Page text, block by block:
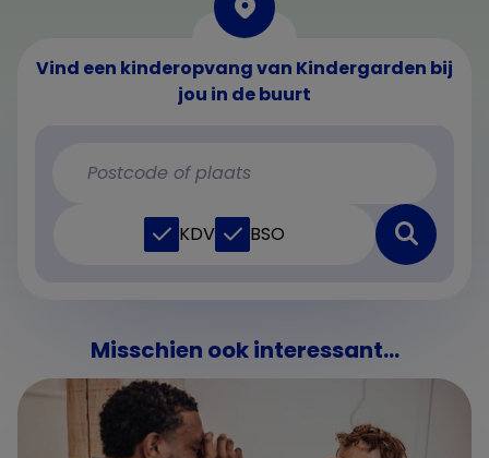
Vind een kinderopvang van Kindergarden bij
jou in de buurt
KDV BSO
Misschien ook interessant...